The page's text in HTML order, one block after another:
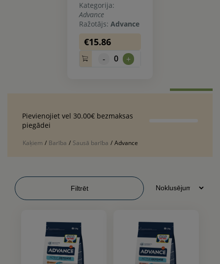
Kategorija:
Advance
Ražotājs: Advance
€15.86
- 0 +
Pievienojiet vel 30.00€ bezmaksas
piegādei
Kaķiem / Barība / Sausā barība / Advance
Filtrēt